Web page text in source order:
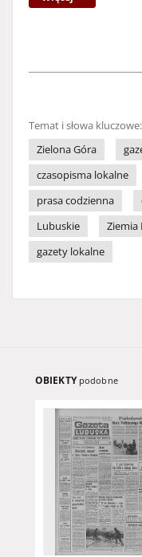
Temat i słowa kluczowe:
Zielona Góra
czasopisma lokalne
prasa codzienna
Lubuskie
Ziemia
gazety lokalne
OBIEKTY podobne